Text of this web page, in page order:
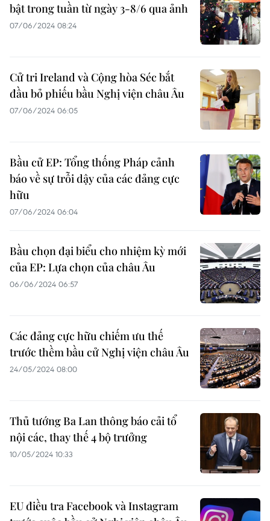
bật trong tuần từ ngày 3-8/6 qua ảnh
07/06/2024 08:24
Cử tri Ireland và Cộng hòa Séc bắt
đầu bỏ phiếu bầu Nghị viện châu Âu
07/06/2024 06:05
Bầu cử EP: Tổng thống Pháp cảnh
báo về sự trỗi dậy của các đảng cực
hữu
07/06/2024 06:04
Bầu chọn đại biểu cho nhiệm kỳ mới
của EP: Lựa chọn của châu Âu
06/06/2024 06:57
Các đảng cực hữu chiếm ưu thế
trước thềm bầu cử Nghị viện châu Âu
24/05/2024 08:00
Thủ tướng Ba Lan thông báo cải tổ
nội các, thay thế 4 bộ trưởng
10/05/2024 10:33
EU điều tra Facebook và Instagram